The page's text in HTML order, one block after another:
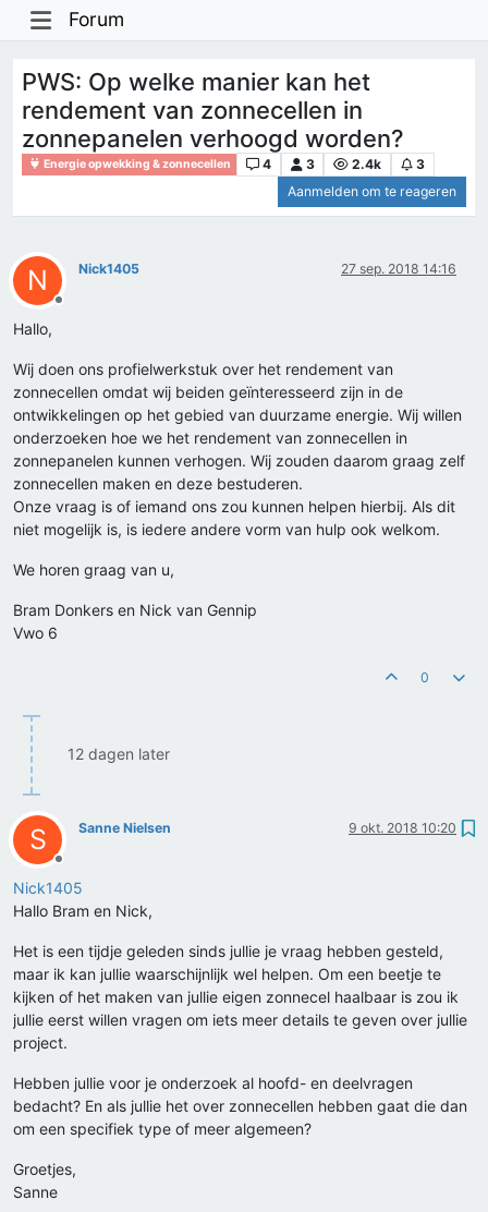
Forum
PWS: Op welke manier kan het
rendement van zonnecellen in
zonnepanelen verhoogd worden?
Energie opwekking & zonnecellen 4 3 2.4k
3
Aanmelden om te reageren
N
Offline
Nick1405 27 sep. 2018 14:16
Hallo,
Wij doen ons profielwerkstuk over het rendement van
zonnecellen omdat wij beiden geïnteresseerd zijn in de
ontwikkelingen op het gebied van duurzame energie. Wij willen
onderzoeken hoe we het rendement van zonnecellen in
zonnepanelen kunnen verhogen. Wij zouden daarom graag zelf
zonnecellen maken en deze bestuderen.
Onze vraag is of iemand ons zou kunnen helpen hierbij. Als dit
niet mogelijk is, is iedere andere vorm van hulp ook welkom.
We horen graag van u,
Bram Donkers en Nick van Gennip
Vwo 6
0
12 dagen later
S
Offline
Sanne Nielsen 9 okt. 2018 10:20
Nick1405
Hallo Bram en Nick,
Het is een tijdje geleden sinds jullie je vraag hebben gesteld,
maar ik kan jullie waarschijnlijk wel helpen. Om een beetje te
kijken of het maken van jullie eigen zonnecel haalbaar is zou ik
jullie eerst willen vragen om iets meer details te geven over jullie
project.
Hebben jullie voor je onderzoek al hoofd- en deelvragen
bedacht? En als jullie het over zonnecellen hebben gaat die dan
om een specifiek type of meer algemeen?
Groetjes,
Sanne